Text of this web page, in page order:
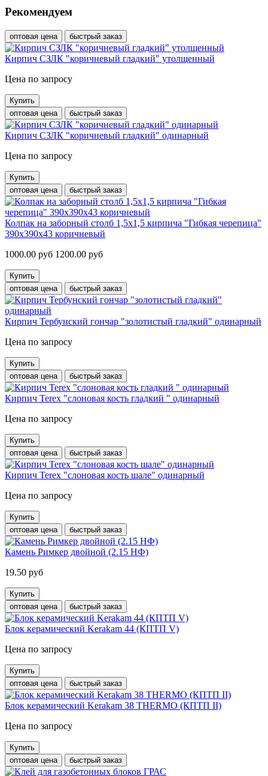
Рекомендуем
оптовая цена быстрый заказ
Кирпич СЗЛК "коричневый гладкий" утолщенный
Цена по запросу
Купить
оптовая цена
быстрый заказ
Кирпич СЗЛК "коричневый гладкий" одинарный
Цена по запросу
Купить
оптовая цена
быстрый заказ
Колпак на заборный столб 1,5х1,5 кирпича "Гибкая черепица"
390х390х43 коричневый
1000.00 руб 1200.00 руб
Купить
оптовая цена
быстрый заказ
Кирпич Тербунский гончар "золотистый гладкий" одинарный
Цена по запросу
Купить
оптовая цена
быстрый заказ
Кирпич Terex "слоновая кость гладкий " одинарный
Цена по запросу
Купить
оптовая цена
быстрый заказ
Кирпич Terex "слоновая кость шале" одинарный
Цена по запросу
Купить
оптовая цена
быстрый заказ
Камень Римкер двойной (2.15 НФ)
19.50 руб
Купить
оптовая цена
быстрый заказ
Блок керамический Kerakam 44 (КПТП V)
Цена по запросу
Купить
оптовая цена
быстрый заказ
Блок керамический Kerakam 38 ТHERMO (КПТП II)
Цена по запросу
Купить
оптовая цена
быстрый заказ